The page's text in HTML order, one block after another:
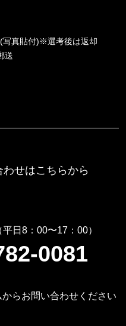
写真貼付)※選考後は返却
送
せはこちらから
日8：00〜17：00）
0081
らお問い合わせください